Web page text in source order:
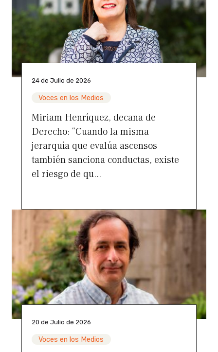
24 de Julio de 2026
Voces en los Medios
Miriam Henríquez, decana de
Derecho: “Cuando la misma
jerarquía que evalúa ascensos
también sanciona conductas, existe
el riesgo de qu...
20 de Julio de 2026
Voces en los Medios